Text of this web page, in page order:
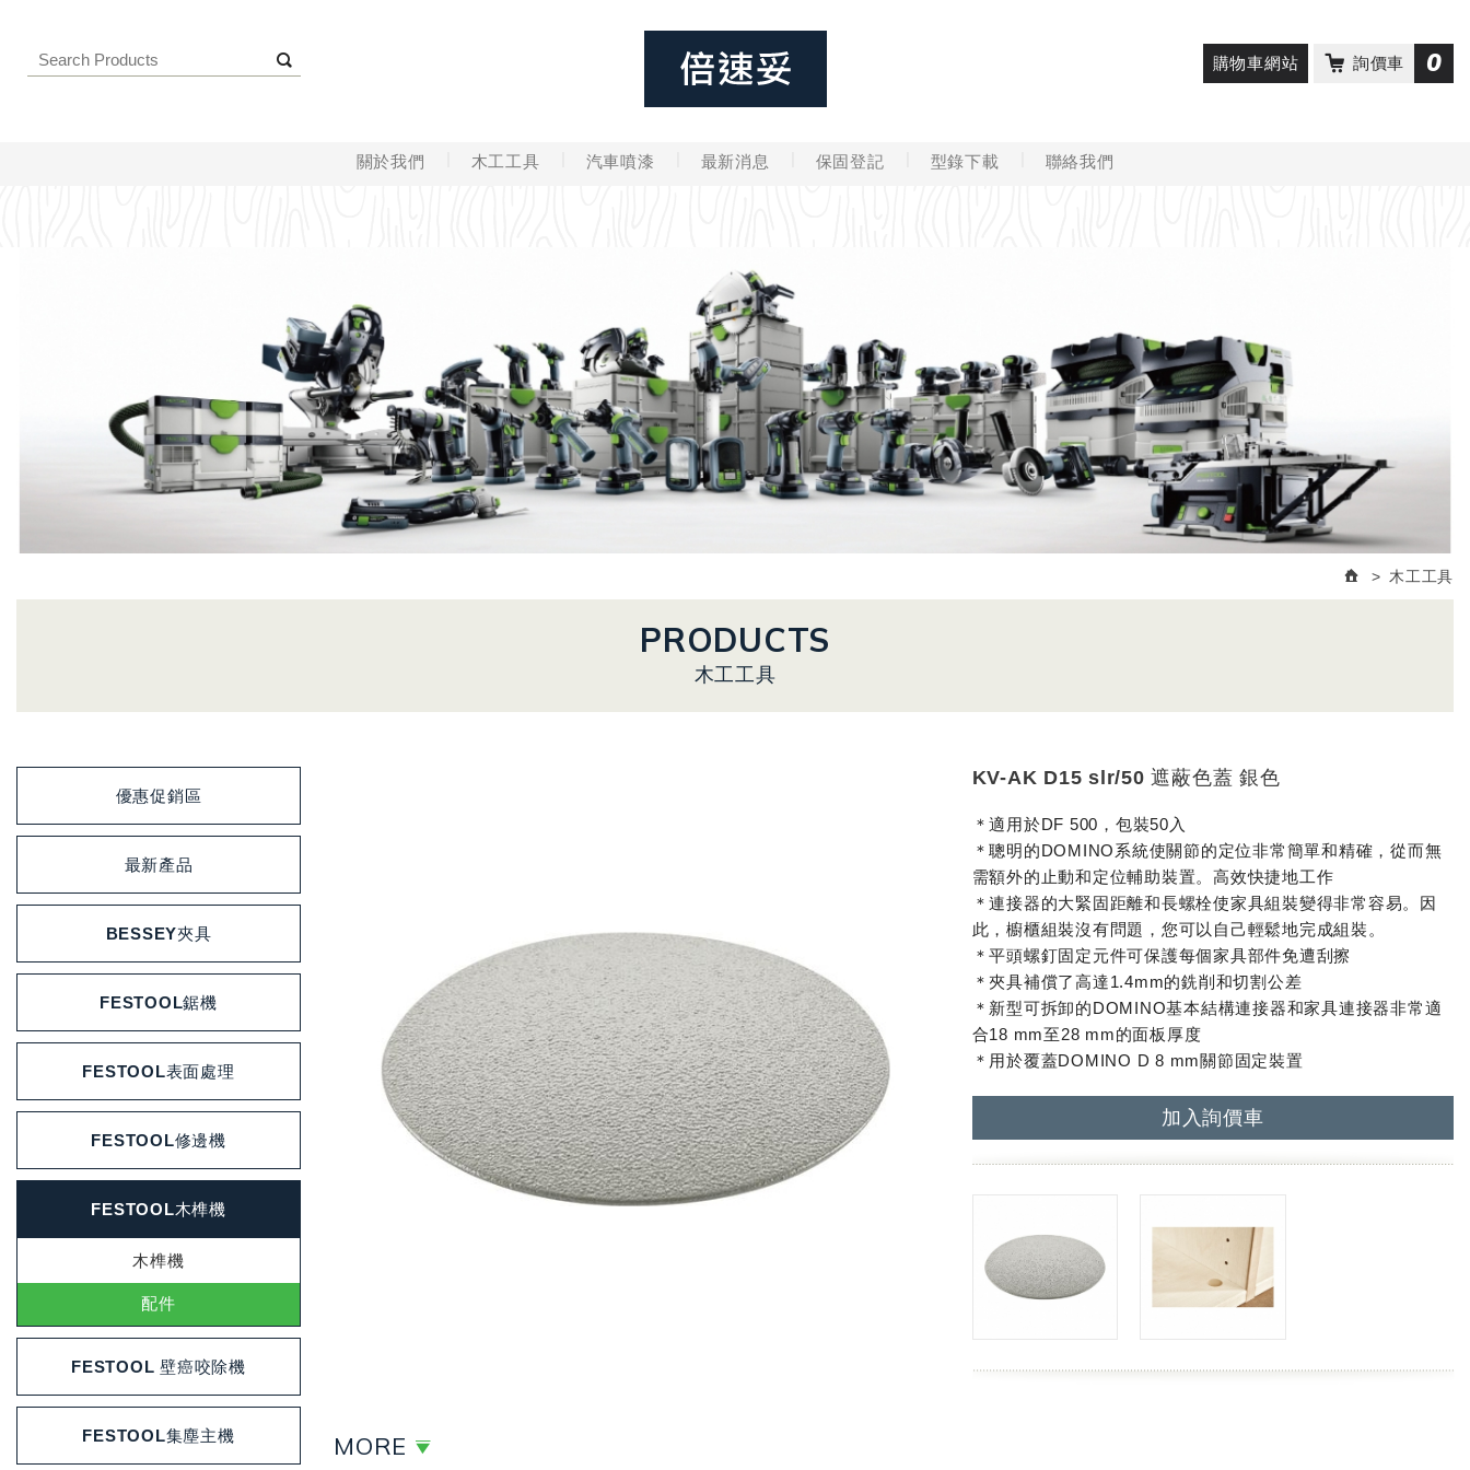
購物車網站 詢價車 0
關於我們 木工工具 汽車噴漆 最新消息 保固登記 型錄下載 聯絡我們
木工工具
PRODUCTS
木工工具
優惠促銷區
最新產品
BESSEY夾具
FESTOOL鋸機
FESTOOL表面處理
FESTOOL修邊機
FESTOOL木榫機
木榫機
配件
FESTOOL 壁癌咬除機
FESTOOL集塵主機
KV-AK D15 slr/50 遮蔽色蓋 銀色
＊適用於DF 500，包裝50入
＊聰明的DOMINO系統使關節的定位非常簡單和精確，從而無
需額外的止動和定位輔助裝置。高效快捷地工作
＊連接器的大緊固距離和長螺栓使家具組裝變得非常容易。因
此，櫥櫃組裝沒有問題，您可以自己輕鬆地完成組裝。
＊平頭螺釘固定元件可保護每個家具部件免遭刮擦
＊夾具補償了高達1.4mm的銑削和切割公差
＊新型可拆卸的DOMINO基本結構連接器和家具連接器非常適
合18 mm至28 mm的面板厚度
＊用於覆蓋DOMINO D 8 mm關節固定裝置
加入詢價車
MORE